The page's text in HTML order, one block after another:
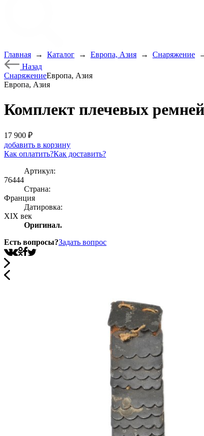
Главная → Каталог → Европа, Азия → Снаряжение
Назад
СнаряжениеЕвропа, Азия
Европа, Азия
Комплект плечевых
17 900 ₽
добавить в корзину
Как оплатить?Как доставить?
Артикул:
76444
Страна:
Франция
Датировка:
XIX век
Оригинал.
Есть вопросы?Задать вопрос